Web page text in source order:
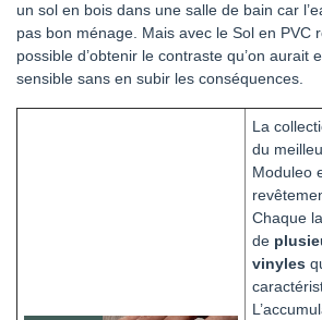
un sol en bois dans une salle de bain car
pas bon ménage. Mais avec le Sol en PVC
possible d’obtenir le contraste qu’on aurait
sensible sans en subir les conséquences.
La
du
Moduleo
Chaque
de
vinyles